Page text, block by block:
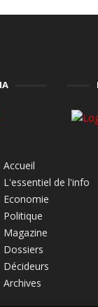
Accueil
L'essentiel de l'info
Economie
Politique
Magazine
Dossiers
Décideurs
Archives